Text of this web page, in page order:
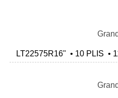
LT22575R16" • 10 PLIS •